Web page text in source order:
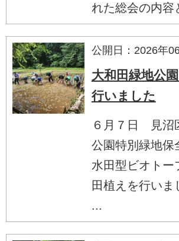
れた総会の内容
公開日：2026年
大和田緑地公
行いました
６月７日 見沼
公園特別緑地保
水田型ビオトー
田植えを行いま
...